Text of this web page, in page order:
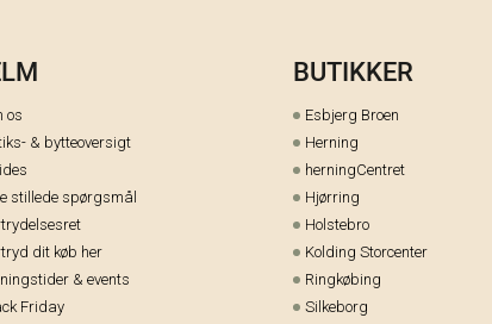
os
& bytteoversigt
stillede spørgsmål
dit køb her
& events
Friday
BUTIKKER
Esbjerg Broen
Herning
herningCentret
Hjørring
Holstebro
Kolding Storcenter
Ringkøbing
Silkeborg